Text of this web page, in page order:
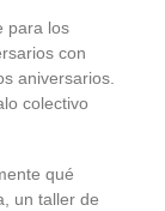
para los
con
aniversarios.
colectivo
qué
un taller de